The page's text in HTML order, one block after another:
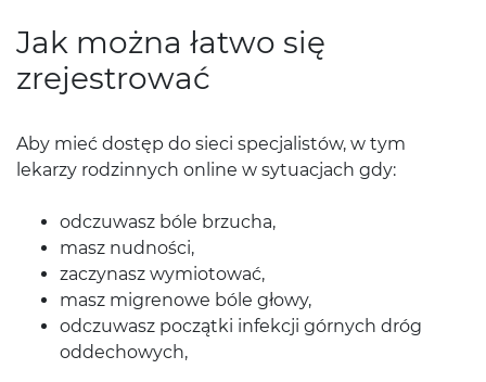
Jak można łatwo się
zrejestrować
Aby mieć dostęp do sieci specjalistów, w tym
lekarzy rodzinnych online w sytuacjach gdy:
odczuwasz bóle brzucha,
masz nudności,
zaczynasz wymiotować,
masz migrenowe bóle głowy,
odczuwasz początki infekcji górnych dróg
oddechowych,